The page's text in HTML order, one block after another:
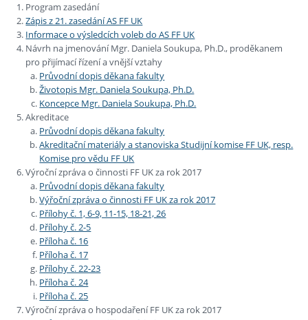
Program zasedání
Zápis z 21. zasedání AS FF UK
Informace o výsledcích voleb do AS FF UK
Návrh na jmenování Mgr. Daniela Soukupa, Ph.D., proděkanem
pro přijímací řízení a vnější vztahy
Průvodní dopis děkana fakulty
Životopis Mgr. Daniela Soukupa, Ph.D.
Koncepce Mgr. Daniela Soukupa, Ph.D.
Akreditace
Průvodní dopis děkana fakulty
Akreditační materiály a stanoviska Studijní komise FF UK, resp.
Komise pro vědu FF UK
Výroční zpráva o činnosti FF UK za rok 2017
Průvodní dopis děkana fakulty
Výřoční zpráva o činnosti FF UK za rok 2017
Přílohy č. 1, 6-9, 11-15, 18-21, 26
Přílohy č. 2-5
Příloha č. 16
Příloha č. 17
Přílohy č. 22-23
Příloha č. 24
Příloha č. 25
Výroční zpráva o hospodaření FF UK za rok 2017